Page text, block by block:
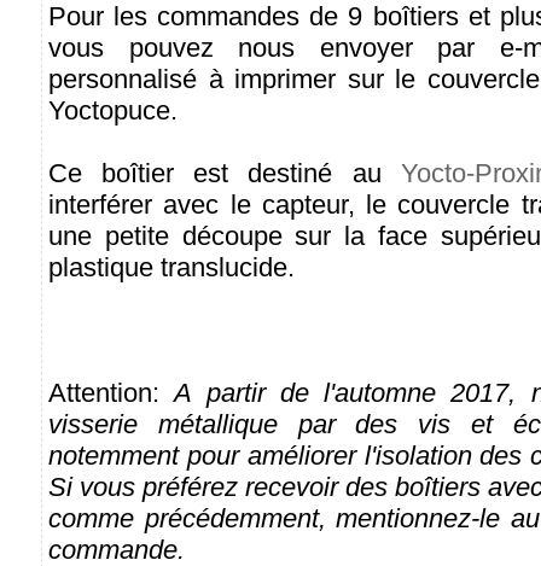
Pour les commandes de 9 boîtiers et
vous pouvez nous envoyer par e-
personnalisé à imprimer sur le
Yoctopuce.
Ce boîtier est destiné au Yocto-
interférer avec le capteur, le couvercle
une petite découpe sur la face
plastique translucide.
Attention:A partir de l'automne 2017,
visserie métallique par des vis et
notemment pour améliorer l'isolation des
Si vous préférez recevoir des boîtiers
comme précédemment, mentionnez-le
commande.